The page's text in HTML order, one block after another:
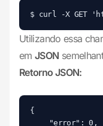
Utilizando essa
emJSON
Retorno JSON:
{